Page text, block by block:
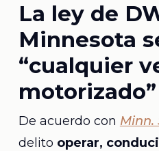
La ley de
Minnesota
“cualquier
motorizado”
De acuerdo con Minn.
delito operar,